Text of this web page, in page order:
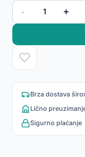
- 1 +
Brza dostava
Lično
Sigurno plaćanje